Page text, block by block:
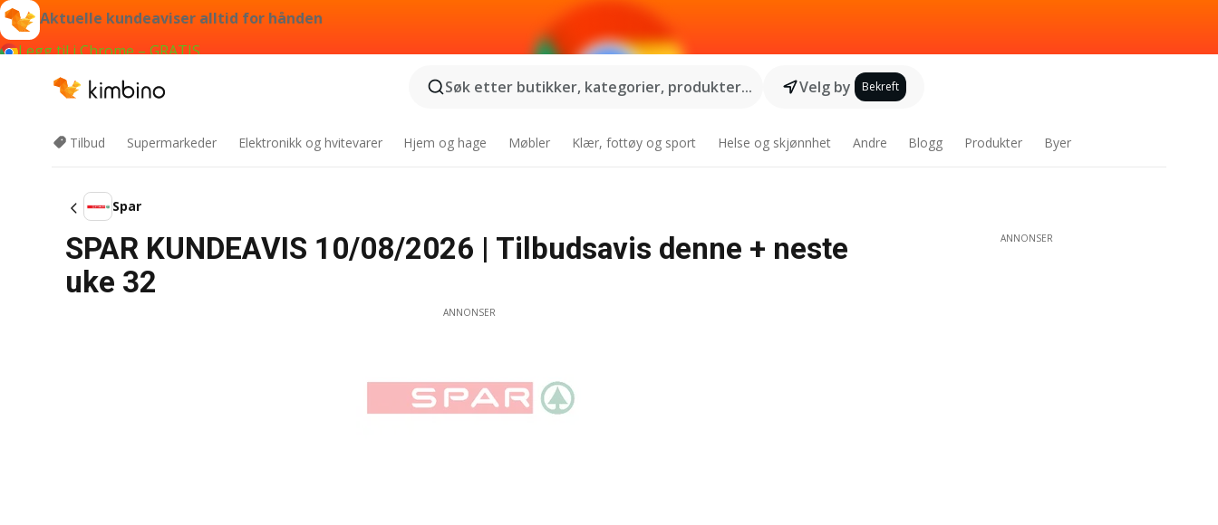
Aktuelle kundeaviser alltid for hånden
Legg til i Chrome – GRATIS
Søk etter butikker, kategorier, produkter...
Velg by Bekreft
Tilbud Supermarkeder Elektronikk og hvitevarer Hjem og hage Møbler Klær, fottøy og sport Helse og skjønnhet Andre Blogg Produkter Byer
Spar
SPAR KUNDEAVIS 10/08/2026 | Tilbudsavis denne + neste
uke 32
ANNONSER
ANNONSER